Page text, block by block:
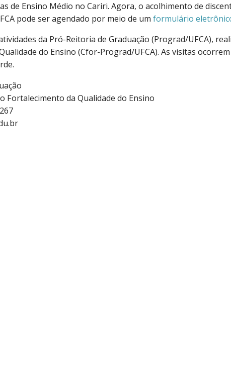
de Ensino Médio no Cariri. Agora, o acolhimento de
pode ser agendado por meio de um formulário
da Pró-Reitoria de Graduação (Prograd/UFCA),
do Ensino (Cfor-Prograd/UFCA). As visitas
Fortalecimento da Qualidade do Ensino